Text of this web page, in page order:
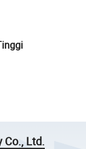
Co., Ltd.